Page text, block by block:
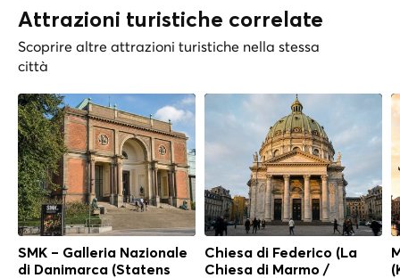
Attrazioni turistiche correlate
Scoprire altre attrazioni turistiche nella stessa
città
SMK – Galleria Nazionale
di Danimarca (Statens
Chiesa di Federico (La
Chiesa di Marmo /